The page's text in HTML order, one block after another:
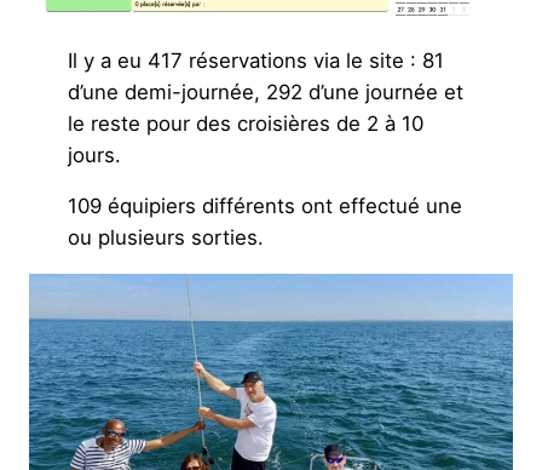
Il y a eu 417 réservations via le site : 81
d’une demi-journée, 292 d’une journée et
le reste pour des croisières de 2 à 10
jours.
109 équipiers différents ont effectué une
ou plusieurs sorties.